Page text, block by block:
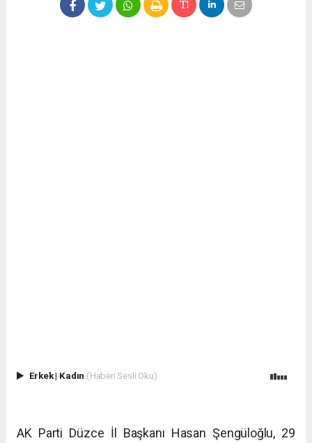
Erkek| Kadın (Haberi Sesli Oku)
AK Parti Düzce İl Başkanı Hasan Şengüloğlu, 29